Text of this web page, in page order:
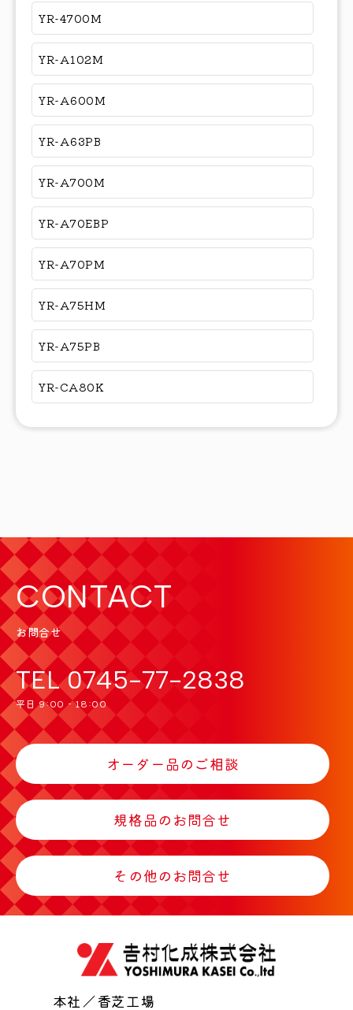
YR-4700M
YR-A102M
YR-A600M
YR-A63PB
YR-A700M
YR-A70EBP
YR-A70PM
YR-A75HM
YR-A75PB
YR-CA80K
CONTACT
お問合せ
TEL0745-77-2838
平日 9:00 - 18:00
オーダー品のご相談
規格品のお問合せ
その他のお問合せ
本社／香芝工場